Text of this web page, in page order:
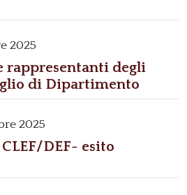
2025
rappresentanti degli
di Dipartimento
2025
DEF- esito